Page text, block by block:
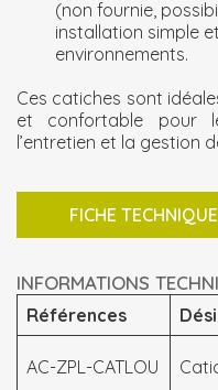
(non fournie,
installation simple
environnements.
Ces catiches sont
et confortable pour
l’entretien et la gestion
FICHE TECHNIQUE
INFORMATIONS
Références
AC-ZPL-CATLOU